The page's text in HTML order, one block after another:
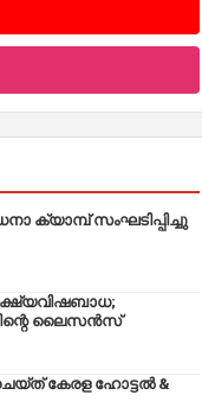
ക്യാമ്പ് സംഘടിപ്പിച്ചു
ഭക്ഷ്യവിഷബാധ;
ലൈസൻസ്
കേരള ഹോട്ടൽ &